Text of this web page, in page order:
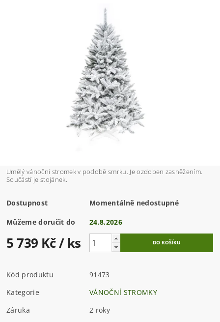
Umělý vánoční stromek v podobě smrku. Je ozdoben zasněžením.
Součástí je stojánek.
Dostupnost Momentálně nedostupné
Můžeme doručit do 24.8.2026
5 739 Kč/ ks
Kód produktu
91473
Kategorie
VÁNOČNÍ STROMKY
Záruka
2 roky